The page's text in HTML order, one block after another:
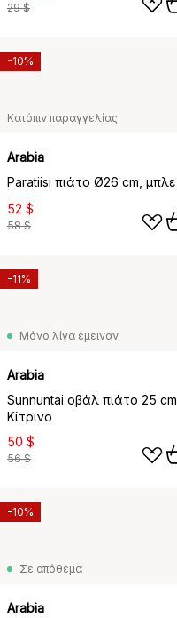
29 $
Κατόπιν παραγγελίας
Arabia
Paratiisi πιάτο Ø26 cm, μπλε
52 $
58 $
-10%
Μόνο λίγα έμειναν
Arabia
Sunnuntai οβάλ πιάτο 25 cm,
Κίτρινο
50 $
56 $
-11%
Σε απόθεμα
Arabia
-10%